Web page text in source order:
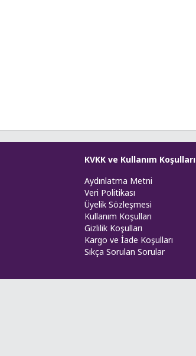
KVKK ve Kullanım Koşulları
Aydınlatma Metni
Veri Politikası
Üyelik Sözleşmesi
Kullanım Koşulları
Gizlilik Koşulları
Kargo ve İade Koşulları
Sıkça Sorulan Sorular